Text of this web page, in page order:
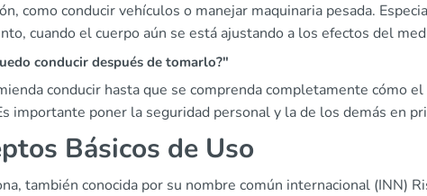
como conducir vehículos o manejar maquinaria pesada.
cuando el cuerpo aún se está ajustando a los efectos del
conducir después de tomarlo?"
conducir hasta que se comprenda completamente cómo
importante poner la seguridad personal y la de los demás en
Básicos de Uso
también conocida por su nombre común internacional (INN)